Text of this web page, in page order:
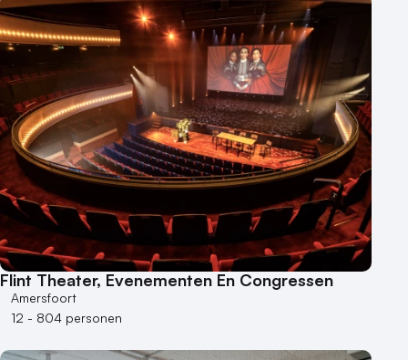
Flint Theater, Evenementen En Congressen
Amersfoort
12 - 804 personen